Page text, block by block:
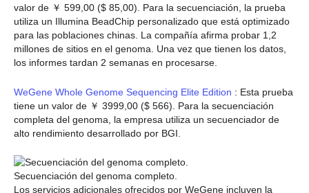
valor de ￥ 599,00 ($ 85,00). Para la secuenciación, la prueba
utiliza un Illumina BeadChip personalizado que está optimizado
para las poblaciones chinas. La compañía afirma probar 1,2
millones de sitios en el genoma. Una vez que tienen los datos,
los informes tardan 2 semanas en procesarse.
WeGene Whole Genome Sequencing Elite Edition : Esta prueba
tiene un valor de ￥ 3999,00 ($ 566). Para la secuenciación
completa del genoma, la empresa utiliza un secuenciador de
alto rendimiento desarrollado por BGI.
Secuenciación del genoma completo.
Los servicios adicionales ofrecidos por WeGene incluyen la